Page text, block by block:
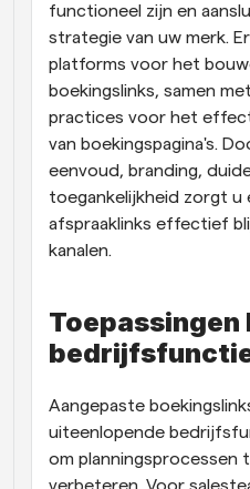
functioneel zijn en
strategie van uw merk.
platforms voor het
boekingslinks, samen
practices voor het
van boekingspagina's.
eenvoud, branding,
toegankelijkheid zorgt u
afspraaklinks effectief
kanalen.
Toepassingen
Aangepaste
uiteenlopende
om planningsprocessen
verbeteren. Voor